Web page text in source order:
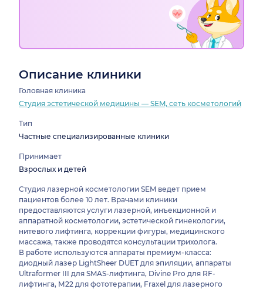
Описание клиники
Головная клиника
Студия эстетической медицины — SEM, сеть косметологий
Тип
Частные специализированные клиники
Принимает
Взрослых и детей
Студия лазерной косметологии SEM ведет прием
пациентов более 10 лет. Врачами клиники
предоставляются услуги лазерной, инъекционной и
аппаратной косметологии, эстетической гинекологии,
нитевого лифтинга, коррекции фигуры, медицинского
массажа, также проводятся консультации трихолога.
В работе используются аппараты премиум-класса:
диодный лазер LightSheer DUET для эпиляции, аппараты
Ultraformer III для SMAS-лифтинга, Divine Pro для RF-
лифтинга, М22 для фототерапии, Fraxel для лазерного